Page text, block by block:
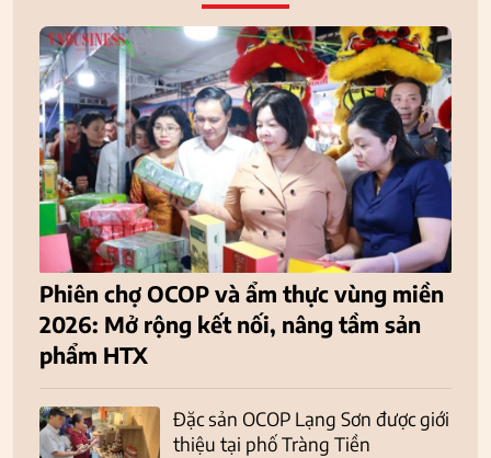
Phiên chợ OCOP và ẩm thực vùng miền
2026: Mở rộng kết nối, nâng tầm sản
phẩm HTX
Đặc sản OCOP Lạng Sơn được giới
thiệu tại phố Tràng Tiền